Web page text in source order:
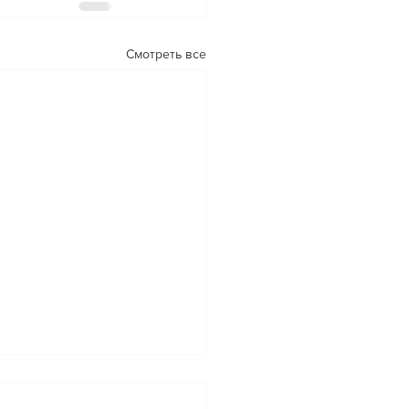
Смотреть все